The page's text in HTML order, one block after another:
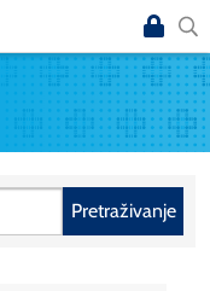
Pretraživanje